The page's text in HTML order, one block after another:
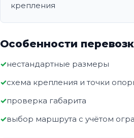
крепления
Особенности
нестандартные размеры
схема крепления и точки
проверка габарита
выбор маршрута с учётом